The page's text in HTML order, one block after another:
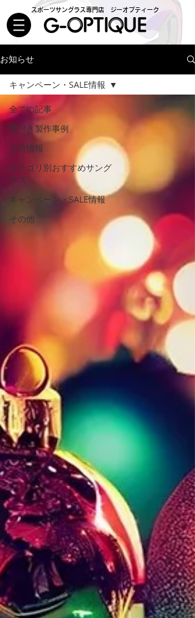
スポーツサングラス専門店 ジーオプティーク
お知らせ
全ての記事
度付き製作事例
入荷情報
カテゴリ別おすすめサング
ラス
キャンペーン・SALE情報
その他
キャンペーン・SALE情報